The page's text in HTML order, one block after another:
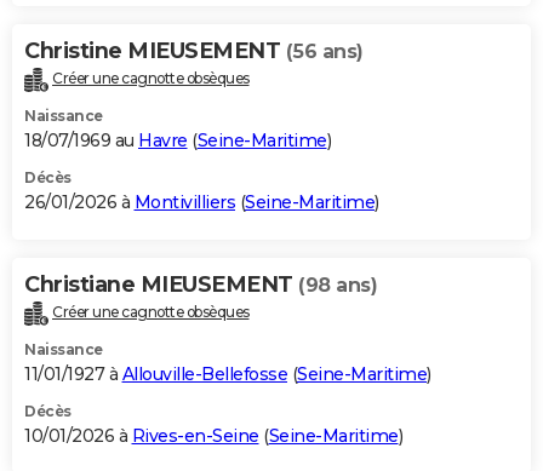
Carte de Noël
Carte Bonne année
Carte Saint-Valentin
Carte Pâques
Carte d'anniversaire
DICTIONNAIRE
Dictionnaire
Biographies
Citations
Expressions
Proverbes
PROGRAMME TV
S'inscrire
Se connecter
Lycées
Collèges
Primaires
Universités
Entreprises
Service militaire
Avis de recherche
AVIS DE DÉCÈS
Bricolage
Lifestyle
Culture
Sport
Auto
Television
Voyage
Cinema
Christine MIEUSEMENT (56 ans)
Créer une cagnotte obsèques
Naissance
18/07/1969 au Havre (Seine-Maritime)
Décès
26/01/2026 à Montivilliers (Seine-Maritime)
Christiane MIEUSEMENT (98 ans)
Créer une cagnotte obsèques
Naissance
11/01/1927 à Allouville-Bellefosse (Seine-Maritime)
Décès
10/01/2026 à Rives-en-Seine (Seine-Maritime)